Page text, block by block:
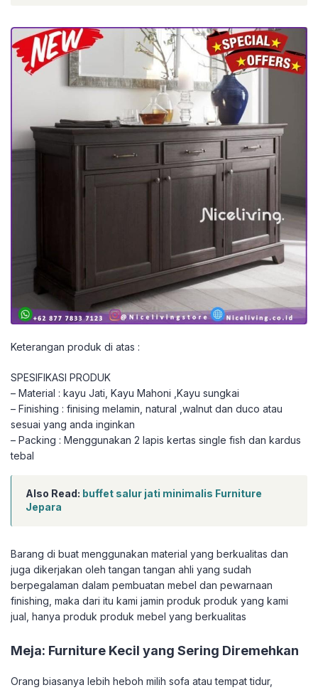
Keterangan produk di atas :
SPESIFIKASI PRODUK
– Material : kayu Jati, Kayu Mahoni ,Kayu sungkai
– Finishing : finising melamin, natural ,walnut dan duco atau
sesuai yang anda inginkan
– Packing : Menggunakan 2 lapis kertas single fish dan kardus
tebal
Also Read: buffet salur jati minimalis Furniture
Jepara
Barang di buat menggunakan material yang berkualitas dan
juga dikerjakan oleh tangan tangan ahli yang sudah
berpegalaman dalam pembuatan mebel dan pewarnaan
finishing, maka dari itu kami jamin produk produk yang kami
jual, hanya produk produk mebel yang berkualitas
Meja: Furniture Kecil yang Sering Diremehkan
Orang biasanya lebih heboh milih sofa atau tempat tidur,